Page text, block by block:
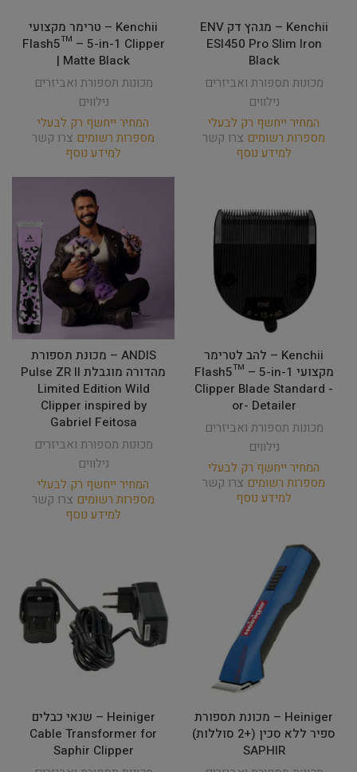
Kenchii – מגהץ דק ENV
ESI450 Pro Slim Iron
Black
מכונות תספורת ואביזרים
נילווים
המחיר ייחשף רק לבעלי
מספרות רשומים צרו קשר
למידע נוסף
Kenchii – טרימר מקצועי
Flash5™ – 5-in-1 Clipper
| Matte Black
מכונות תספורת ואביזרים
נילווים
המחיר ייחשף רק לבעלי
מספרות רשומים צרו קשר
למידע נוסף
Kenchii – להב לטרימר
מקצועי Flash5™ – 5-in-1
Clipper Blade Standard -
or- Detailer
מכונות תספורת ואביזרים
נילווים
המחיר ייחשף רק לבעלי
מספרות רשומים צרו קשר
למידע נוסף
ANDIS – מכונת תספורת
מהדורה מוגבלת Pulse ZR II
Limited Edition Wild
Clipper inspired by
Gabriel Feitosa
מכונות תספורת ואביזרים
נילווים
המחיר ייחשף רק לבעלי
מספרות רשומים צרו קשר
למידע נוסף
Heiniger – מכונת תספורת
ספיר ללא סכין (+2 סוללות)
SAPHIR
Heiniger – שנאי כבלים
Cable Transformer for
Saphir Clipper